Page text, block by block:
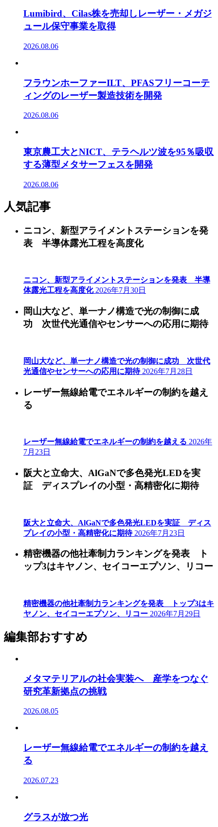
Lumibird、Cilas株を売却しレーザー・メガジ
ュール保守事業を取得
2026.08.06
フラウンホーファーILT、PFASフリーコーテ
ィングのレーザー製造技術を開発
2026.08.06
東京農工大とNICT、テラヘルツ波を95％吸収
する薄型メタサーフェスを開発
2026.08.06
人気記事
ニコン、新型アライメントステーションを発
表 半導体露光工程を高度化
ニコン、新型アライメントステーションを発表 半導
体露光工程を高度化 2026年7月30日
岡山大など、単一ナノ構造で光の制御に成
功 次世代光通信やセンサーへの応用に期待
岡山大など、単一ナノ構造で光の制御に成功 次世代
光通信やセンサーへの応用に期待 2026年7月28日
レーザー無線給電でエネルギーの制約を越え
る
レーザー無線給電でエネルギーの制約を越える 2026年
7月23日
阪大と立命大、AlGaNで多色発光LEDを実
証 ディスプレイの小型・高精密化に期待
阪大と立命大、AlGaNで多色発光LEDを実証 ディス
プレイの小型・高精密化に期待 2026年7月23日
精密機器の他社牽制力ランキングを発表 ト
ップ3はキヤノン、セイコーエプソン、リコー
精密機器の他社牽制力ランキングを発表 トップ3はキ
ヤノン、セイコーエプソン、リコー 2026年7月29日
編集部おすすめ
メタマテリアルの社会実装へ 産学をつなぐ
研究革新拠点の挑戦
2026.08.05
レーザー無線給電でエネルギーの制約を越え
る
2026.07.23
グラスが放つ光